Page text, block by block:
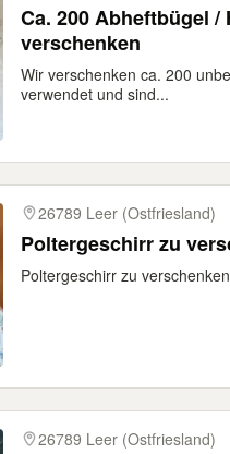
Ca. 200 Abheftbügel
verschenken
Wir verschenken ca. 200
verwendet und sind...
26789 Leer (Ostfriesland)
Poltergeschirr zu
Poltergeschirr zu
26789 Leer (Ostfriesland)